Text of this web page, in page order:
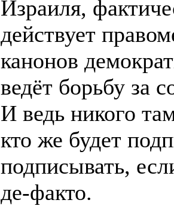
Израиля,
действует
канонов
ведёт борьбу за
И ведь никого
кто же будет
подписывать,
де-факто.